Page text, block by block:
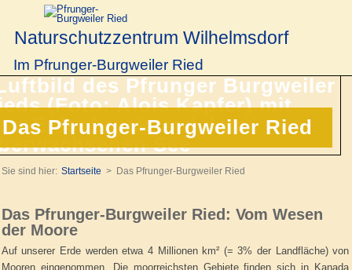
Naturschutzzentrum Wilhelmsdorf
Im Pfrunger-Burgweiler Ried
Das Pfrunger-Burgweiler Ried
Sie sind hier: Startseite Das Pfrunger-Burgweiler Ried
Das Pfrunger-Burgweiler Ried: Vom Wesen
der Moore
Auf unserer Erde werden etwa 4 Millionen km² (= 3% der Landfläche) von
Mooren eingenommen. Die moorreichsten Gebiete finden sich in Kanada